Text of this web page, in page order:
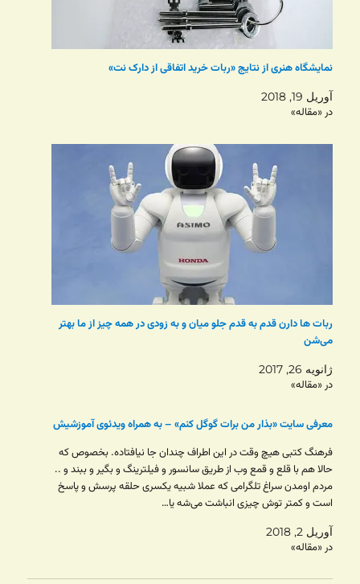
نمایشگاه هنری از نتایج «ربات خرید اتفاقی از دارک نت»
آوریل 19, 2018
در «مقاله»
ربات ها دارن قدم به قدم جلو میان و به زودی در همه چیز از ما بهتر
می‌شن
ژانویه 26, 2017
در «مقاله»
معرفی سایت «بذار من برات گوگل کنم» – به همراه ویدئوی آموزشیش
فرهنگ کتبی هیچ وقت در این اطراف چندان جا نیافتاده. بخصوص که
حالا هم با قلع و قمع وب از طریق سانسور و فیلترینگ و بگیر و ببند و ..
مردم اومدن سراغ تلگرامی که عملا شبیه یکسری حلقه پرسش و پاسخ
است و کمتر توش چیزی انباشت می‌شه یا…
آوریل 2, 2018
در «مقاله»